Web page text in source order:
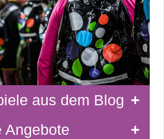
aus dem Blog
Angebote